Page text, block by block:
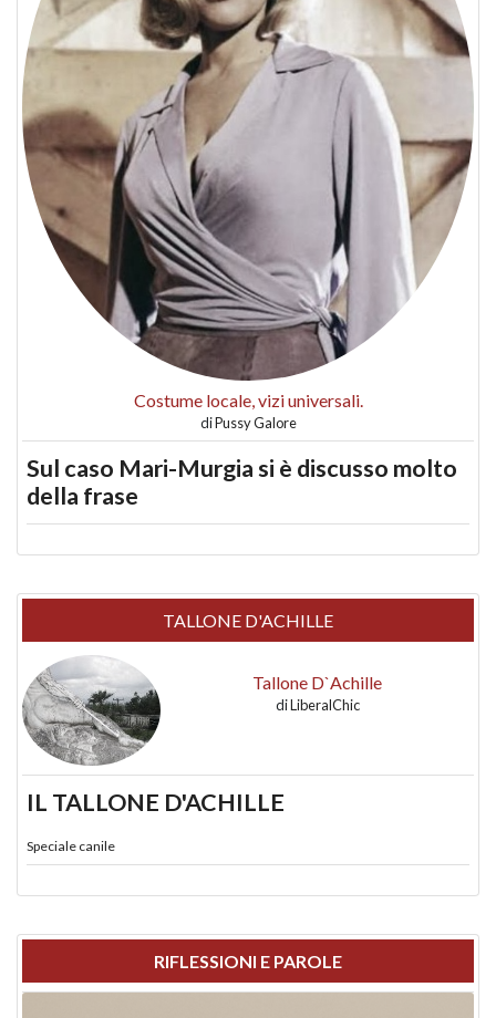
Costume locale, vizi universali.
diPussy Galore
Sul caso Mari-Murgia si è discusso molto
della frase
TALLONE D'ACHILLE
Tallone D`Achille
diLiberalChic
IL TALLONE D'ACHILLE
Speciale canile
RIFLESSIONI E PAROLE